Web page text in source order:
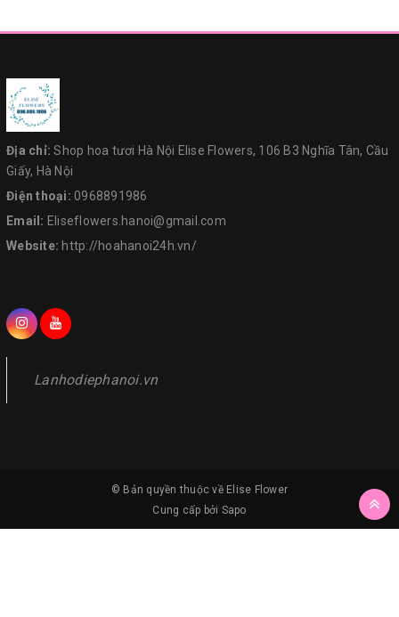
Địa chỉ:Shop hoa tươi Hà Nội Elise Flowers, 106 B3 Nghĩa Tân, Cầu
Giấy, Hà Nội
Điện thoại: 0968891986
Email: Eliseflowers.hanoi@gmail.com
Website: http://hoahanoi24h.vn/
Lanhodiephanoi.vn
© Bản quyền thuộc về Elise Flower
Cung cấp bởi Sapo